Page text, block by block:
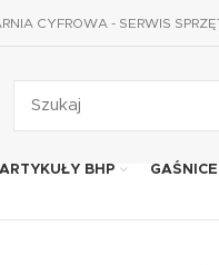
CYFROWA - SERWIS
ARTYKUŁY BHP GAŚNICE